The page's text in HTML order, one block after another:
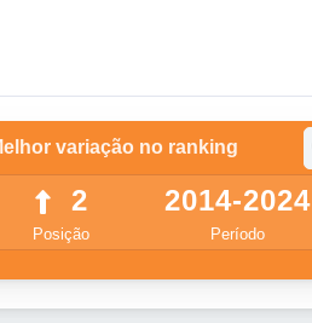
variação no ranking
2
Posição
2014-2024
Período